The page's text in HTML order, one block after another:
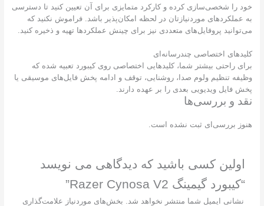
را شخصی‌سازی کرده و کارکرد متمایزی برای آن تعیین کنید تا دسترسی
عملکردهای موردنیازتان در لحظه امکان‌پذیر باشد. فراموش نکنید که
پروفایل‌های متعددی نیز برای چینش عملکردها تهیه و ذخیره کنید.
اختصاصی چندرسانه‌ای
راحتی بیشتر شما، کلیدهایی اختصاصی روی کیبورد تعبیه شده که
تنظیم ولوم صدا، روشنایی، توقف و ادامه پخش فایل‌های موسیقی یا
فایل ویدیویی بعدی را بر عهده دارند.
و بررسی‌ها
بررسی‌ای ثبت نشده است.
اولین کسی باشید که دیدگاهی می نویسد
“کیبورد گیمینگ Razer Cynosa V2”
نشانی ایمیل شما منتشر نخواهد شد.
بخش‌های موردنیاز علامت‌گذاری